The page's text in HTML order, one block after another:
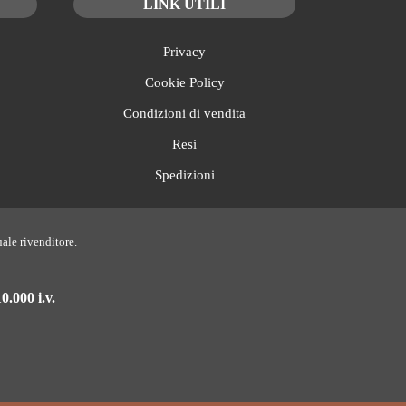
LINK UTILI
Privacy
Cookie Policy
Condizioni di vendita
Resi
Spedizioni
rivenditore.
i.v.